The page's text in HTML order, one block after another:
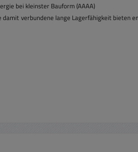
bei kleinster Bauform (AAAA)
damitverbundene lange Lagerfähigkeit bieten